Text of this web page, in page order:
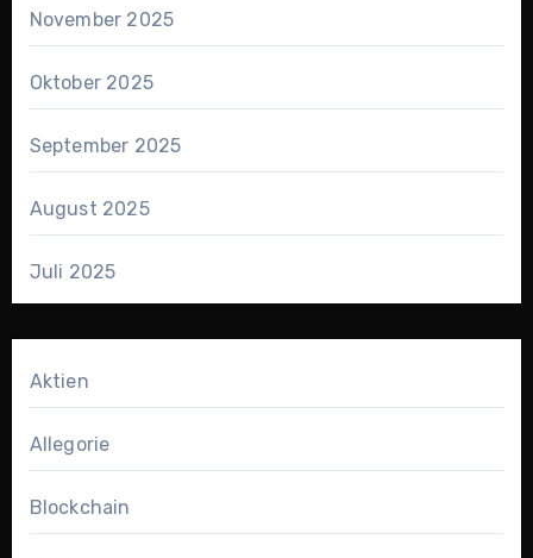
November 2025
Oktober 2025
September 2025
August 2025
Juli 2025
Aktien
Allegorie
Blockchain